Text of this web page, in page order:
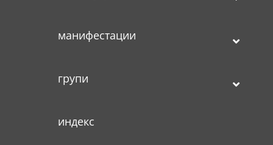
манифестации
групи
индекс